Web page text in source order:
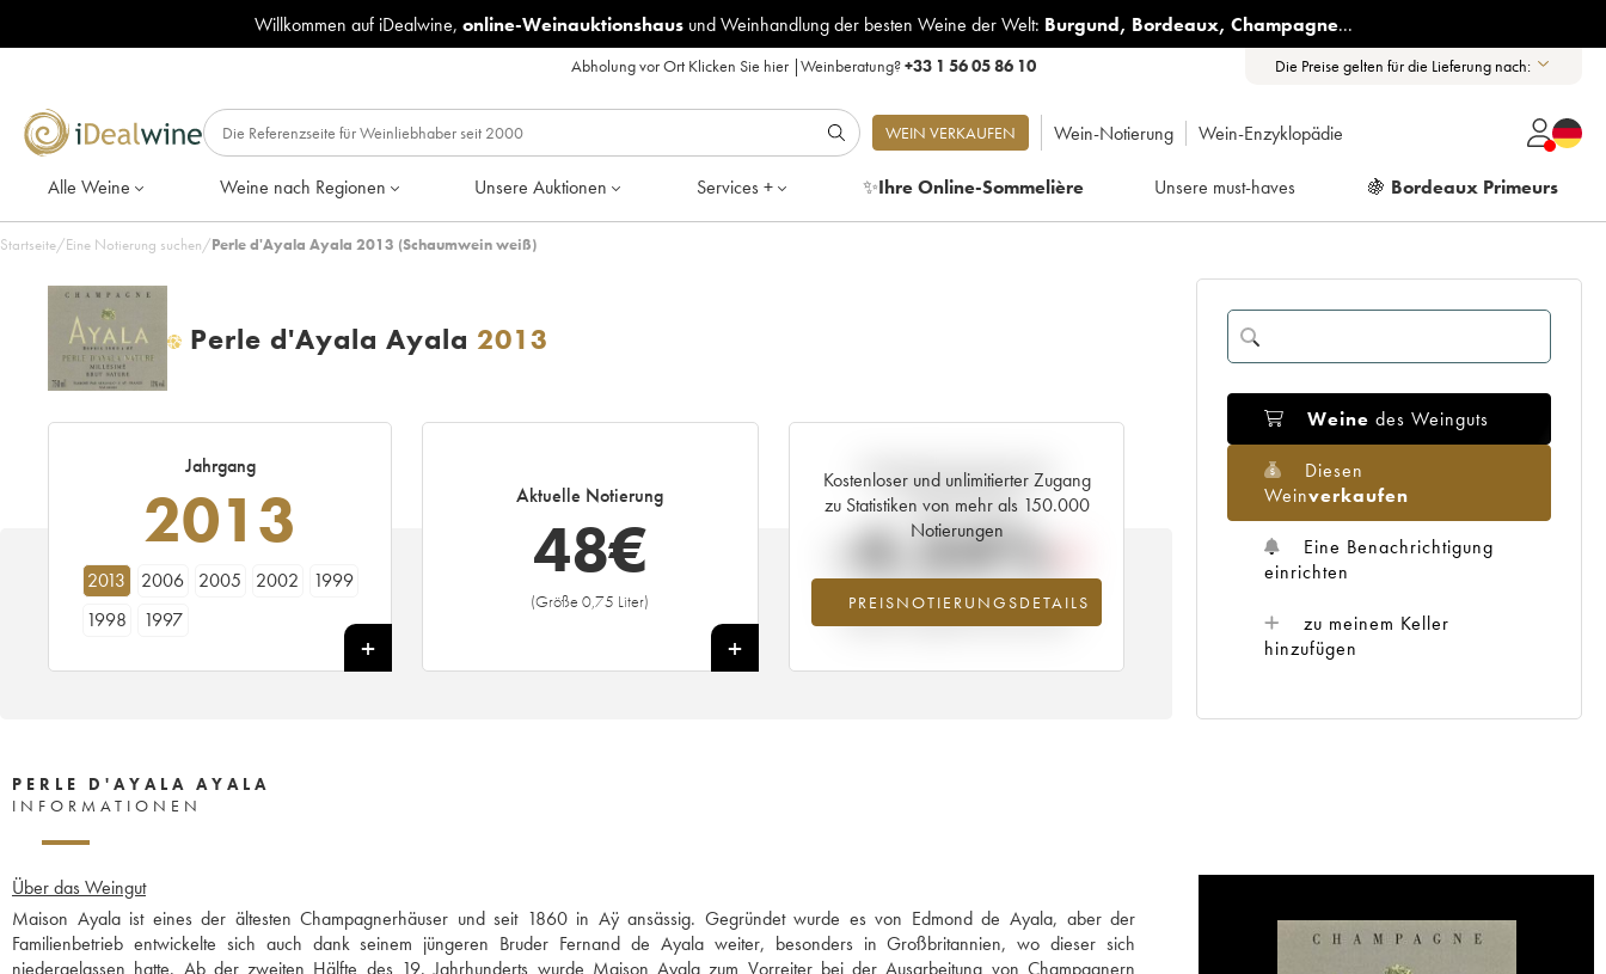
Willkommen auf iDealwine, online-Weinauktionshausund Weinhandlung der besten Weine der Welt: Burgund, Bordeaux, Champagne...
Abholung vor Ort Klicken Sie hier|Weinberatung?+33 1 56 05 86 10 Die Preise gelten für die Lieferung nach:
WEIN VERKAUFEN Wein-Notierung Wein-Enzyklopädie
Alle Weine Weine nach Regionen Unsere Auktionen Services + ✨Ihre Online-Sommelière Unsere must-haves 🍇 Bordeaux Primeurs
Startseite/Eine Notierung suchen/Perle d'Ayala Ayala 2013 (Schaumwein weiß)
H Perle d'Ayala Ayala 2013
Jahrgang
2013
2013 2006 2005 2002
1999
1998
1997
Aktuelle Notierung
48€
(Größe 0,75 Liter)
+
Kostenloser und unlimitierter Zugang
zu Statistiken von mehr als 150.000
Notierungen
PREISNOTIERUNGSDETAILS
Aktuelle Entwicklung der
Preisnotierung
-4.34%
Preisabfall des Jahrgangs 2013 im Jahr
2026 im Vergleich zum Jahr 2025
Weine des Weinguts
Diesen
Weinverkaufen
Eine Benachrichtigung
einrichten
zu meinem Keller
hinzufügen
PERLE D'AYALA AYALA
INFORMATIONEN
Über das Weingut
Maison Ayala ist eines der ältesten Champagnerhäuser und seit 1860 in Aÿ ansässig. Gegründet wurde es von Edmond de Ayala, aber der
Familienbetrieb entwickelte sich auch dank seinem jüngeren Bruder Fernand de Ayala weiter, besonders in Großbritannien, wo dieser sich
niedergelassen hatte. Ab der zweiten Hälfte des 19. Jahrhunderts wurde Maison Ayala zum Vorreiter bei der Ausarbeitung von Champagnern